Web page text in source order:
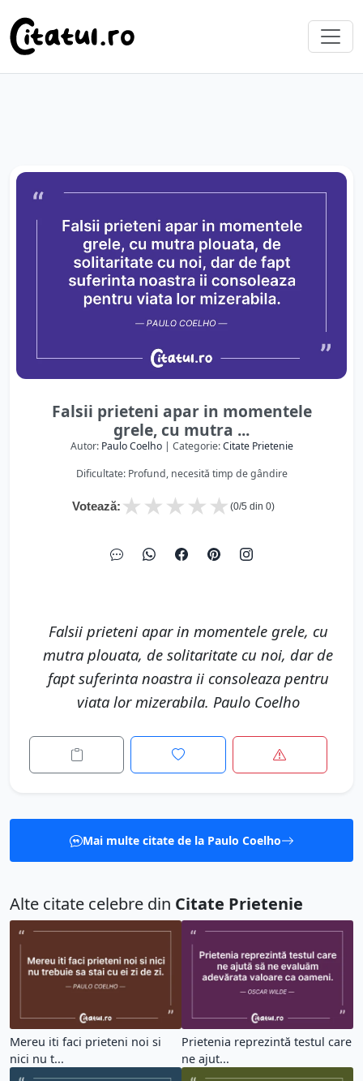
Falsii prieteni apar in momentele
grele, cu mutra ...
Autor: Paulo Coelho| Categorie:Citate Prietenie
Dificultate: Profund, necesită timp de gândire
Votează: ★
★
★
★
★ (0/5 din 0)
Falsii prieteni apar in momentele grele, cu
mutra plouata, de solitaritate cu noi, dar de
fapt suferinta noastra ii consoleaza pentru
viata lor mizerabila. Paulo Coelho
Mai multe citate de la Paulo Coelho
Alte citate celebre din Citate Prietenie
Mereu iti faci prieteni noi si
nici nu t...
Prietenia reprezintă testul care
ne ajut...